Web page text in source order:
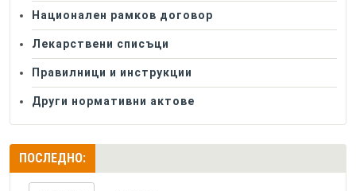
Национален рамков договор
Лекарствени списъци
Правилници и инструкции
Други нормативни актове
ПОСЛЕДНО: